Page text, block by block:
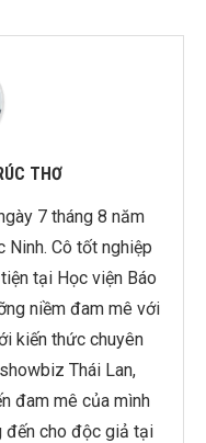
THƠ
7 tháng 8 năm
Ninh. Cô tốt nghiệp
tại Học viện Báo
niềm đam mê với
kiến thức chuyên
Thái Lan,
đam mê của mình
đến cho độc giả tại